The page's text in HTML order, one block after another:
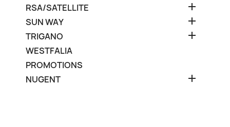
RSA/SATELLITE 
SUN WAY 
TRIGANO 
WESTFALIA
PROMOTIONS
NUGENT
